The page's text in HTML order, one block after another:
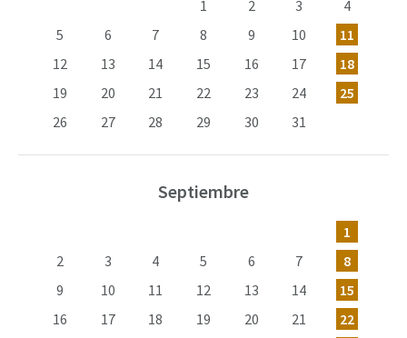
1 2 3
4
5
6 7 8 9 10
11
12
13 14 15 16 17
18
19
20 21 22 23 24
25
26
27 28 29 30 31
Septiembre
1
2
3 4 5 6 7
8
9
10 11 12 13 14
15
16
17 18 19 20 21
22